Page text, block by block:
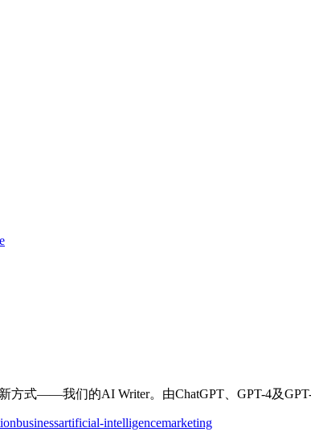
方式——我们的AI Writer。由ChatGPT、GPT-4及
businessartificial-intelligencemarketing